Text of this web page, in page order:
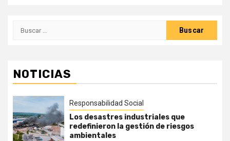
Buscar:
NOTICIAS
Responsabilidad Social
Los desastres industriales que
redefinieron la gestión de riesgos
ambientales